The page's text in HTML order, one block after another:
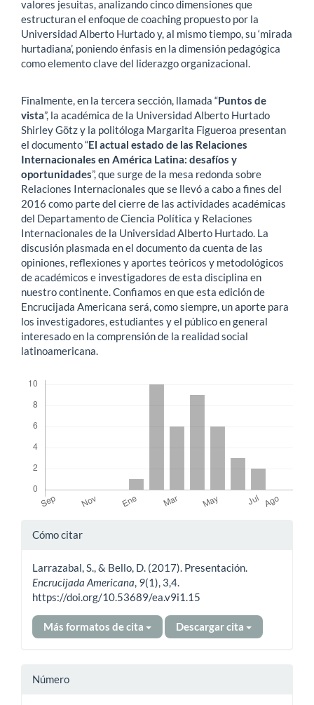
valores jesuitas, analizando cinco dimensiones que
estructuran el enfoque de coaching propuesto por la
Universidad Alberto Hurtado y, al mismo tiempo, su ‘mirada
hurtadiana’, poniendo énfasis en la dimensión pedagógica
como elemento clave del liderazgo organizacional.
Finalmente, en la tercera sección, llamada “Puntos de
vista”, la académica de la Universidad Alberto Hurtado
Shirley Götz y la politóloga Margarita Figueroa presentan
el documento “El actual estado de las Relaciones
Internacionales en América Latina: desafíos y
oportunidades”, que surge de la mesa redonda sobre
Relaciones Internacionales que se llevó a cabo a fines del
2016 como parte del cierre de las actividades académicas
del Departamento de Ciencia Política y Relaciones
Internacionales de la Universidad Alberto Hurtado. La
discusión plasmada en el documento da cuenta de las
opiniones, reflexiones y aportes teóricos y metodológicos
de académicos e investigadores de esta disciplina en
nuestro continente. Confiamos en que esta edición de
Encrucijada Americana será, como siempre, un aporte para
los investigadores, estudiantes y el público en general
interesado en la comprensión de la realidad social
latinoamericana.
Detalles
artículo
Cómo citar
Larrazabal, S., & Bello, D. (2017). Presentación.
Encrucijada Americana, 9(1), 3,4.
https://doi.org/10.53689/ea.v9i1.15
Más formatos de cita Descargar cita
Número